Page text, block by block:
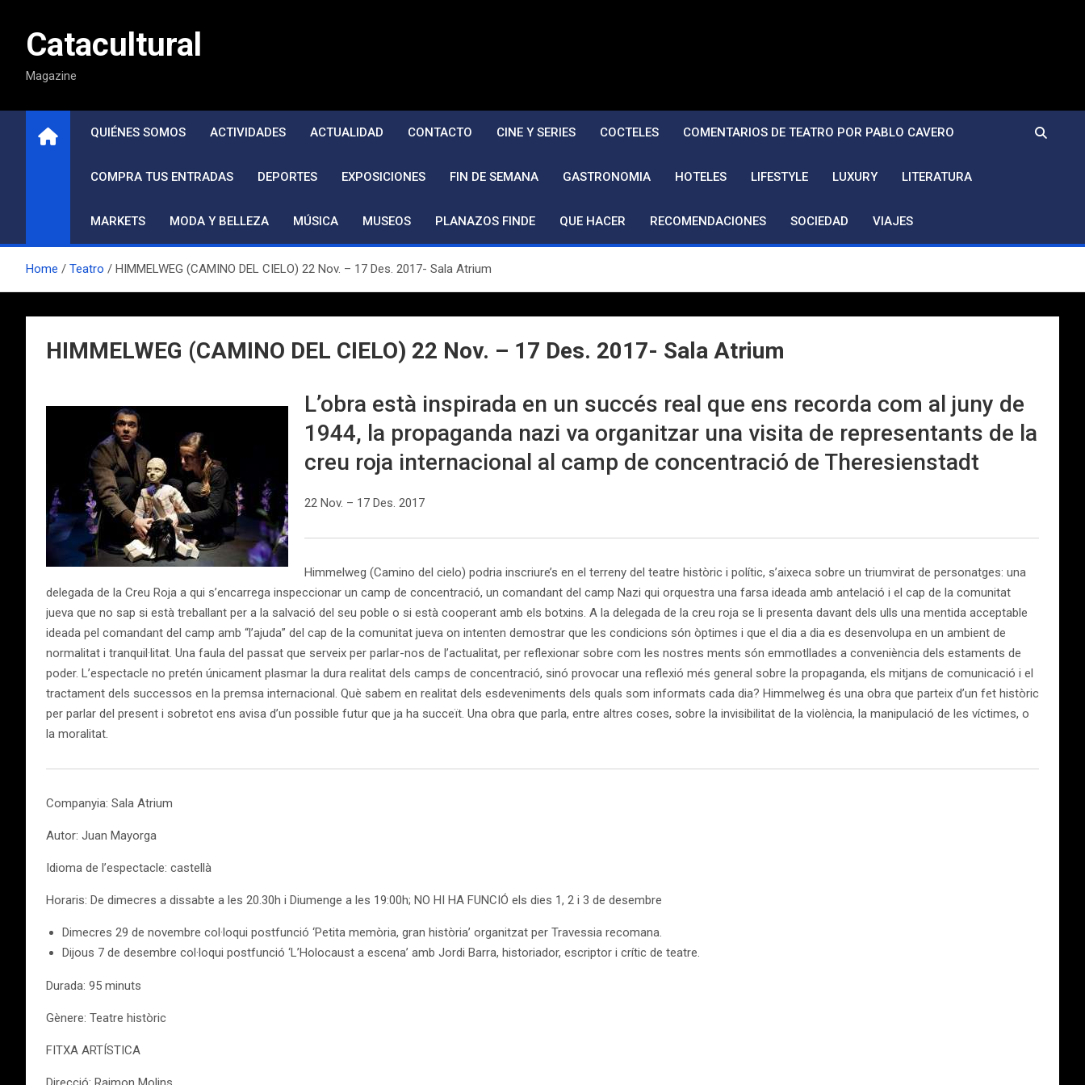
contenidoCatacultural
Magazine
QUIÉNES SOMOS ACTIVIDADES ACTUALIDAD CONTACTO CINE Y SERIES COCTELES COMENTARIOS DE TEATRO POR PABLO CAVERO
COMPRA TUS ENTRADAS DEPORTES EXPOSICIONES FIN DE SEMANA GASTRONOMIA HOTELES LIFESTYLE LUXURY LITERATURA
MARKETS MODA Y BELLEZA MÚSICA MUSEOS PLANAZOS FINDE QUE HACER RECOMENDACIONES SOCIEDAD VIAJES
Home Teatro HIMMELWEG (CAMINO DEL CIELO) 22 Nov. – 17 Des. 2017- Sala Atrium
HIMMELWEG (CAMINO DEL CIELO) 22 Nov. – 17 Des. 2017- Sala Atrium
L’obra està inspirada en un succés real que ens recorda com al juny de
1944, la propaganda nazi va organitzar una visita de representants de la
creu roja internacional al camp de concentració de Theresienstadt
22 Nov. – 17 Des. 2017
Himmelweg (Camino del cielo) podria inscriure’s en el terreny del teatre històric i polític, s’aixeca sobre un triumvirat de personatges: una
delegada de la Creu Roja a qui s’encarrega inspeccionar un camp de concentració, un comandant del camp Nazi qui orquestra una farsa ideada amb antelació i el cap de la comunitat
jueva que no sap si està treballant per a la salvació del seu poble o si està cooperant amb els botxins. A la delegada de la creu roja se li presenta davant dels ulls una mentida acceptable
ideada pel comandant del camp amb “l’ajuda” del cap de la comunitat jueva on intenten demostrar que les condicions són òptimes i que el dia a dia es desenvolupa en un ambient de
normalitat i tranquil·litat. Una faula del passat que serveix per parlar-nos de l’actualitat, per reflexionar sobre com les nostres ments són emmotllades a conveniència dels estaments de
poder. L’espectacle no pretén únicament plasmar la dura realitat dels camps de concentració, sinó provocar una reflexió més general sobre la propaganda, els mitjans de comunicació i el
tractament dels successos en la premsa internacional. Què sabem en realitat dels esdeveniments dels quals som informats cada dia? Himmelweg és una obra que parteix d’un fet històric
per parlar del present i sobretot ens avisa d’un possible futur que ja ha succeït. Una obra que parla, entre altres coses, sobre la invisibilitat de la violència, la manipulació de les víctimes, o
la moralitat.
Companyia: Sala Atrium
Autor: Juan Mayorga
Idioma de l’espectacle: castellà
Horaris: De dimecres a dissabte a les 20.30h i Diumenge a les 19:00h; NO HI HA FUNCIÓ els dies 1, 2 i 3 de desembre
Dimecres 29 de novembre col·loqui postfunció ‘Petita memòria, gran història’ organitzat per Travessia recomana.
Dijous 7 de desembre col·loqui postfunció ‘L’Holocaust a escena’ amb Jordi Barra, historiador, escriptor i crític de teatre.
Durada: 95 minuts
Gènere: Teatre històric
FITXA ARTÍSTICA